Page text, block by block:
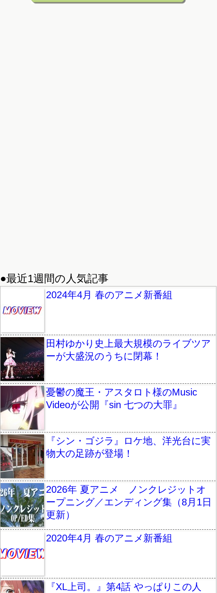
●最近1週間の人気記事
2024年4月 春のアニメ新番組
田村ゆかり史上最大規模のライブツア
ーが大盛況のうちに閉幕！
憂鬱の魔王・アスタロト様のMusic
Videoが公開『sin 七つの大罪』
『シン・ゴジラ』ロケ地、洋光台に実
物大の足跡が登場！
2026年 夏アニメ ノンクレジットオ
ープニング／エンディング集（8月1日
更新）
2020年4月 春のアニメ新番組
『XL上司。』第4話 やっぱりこの人